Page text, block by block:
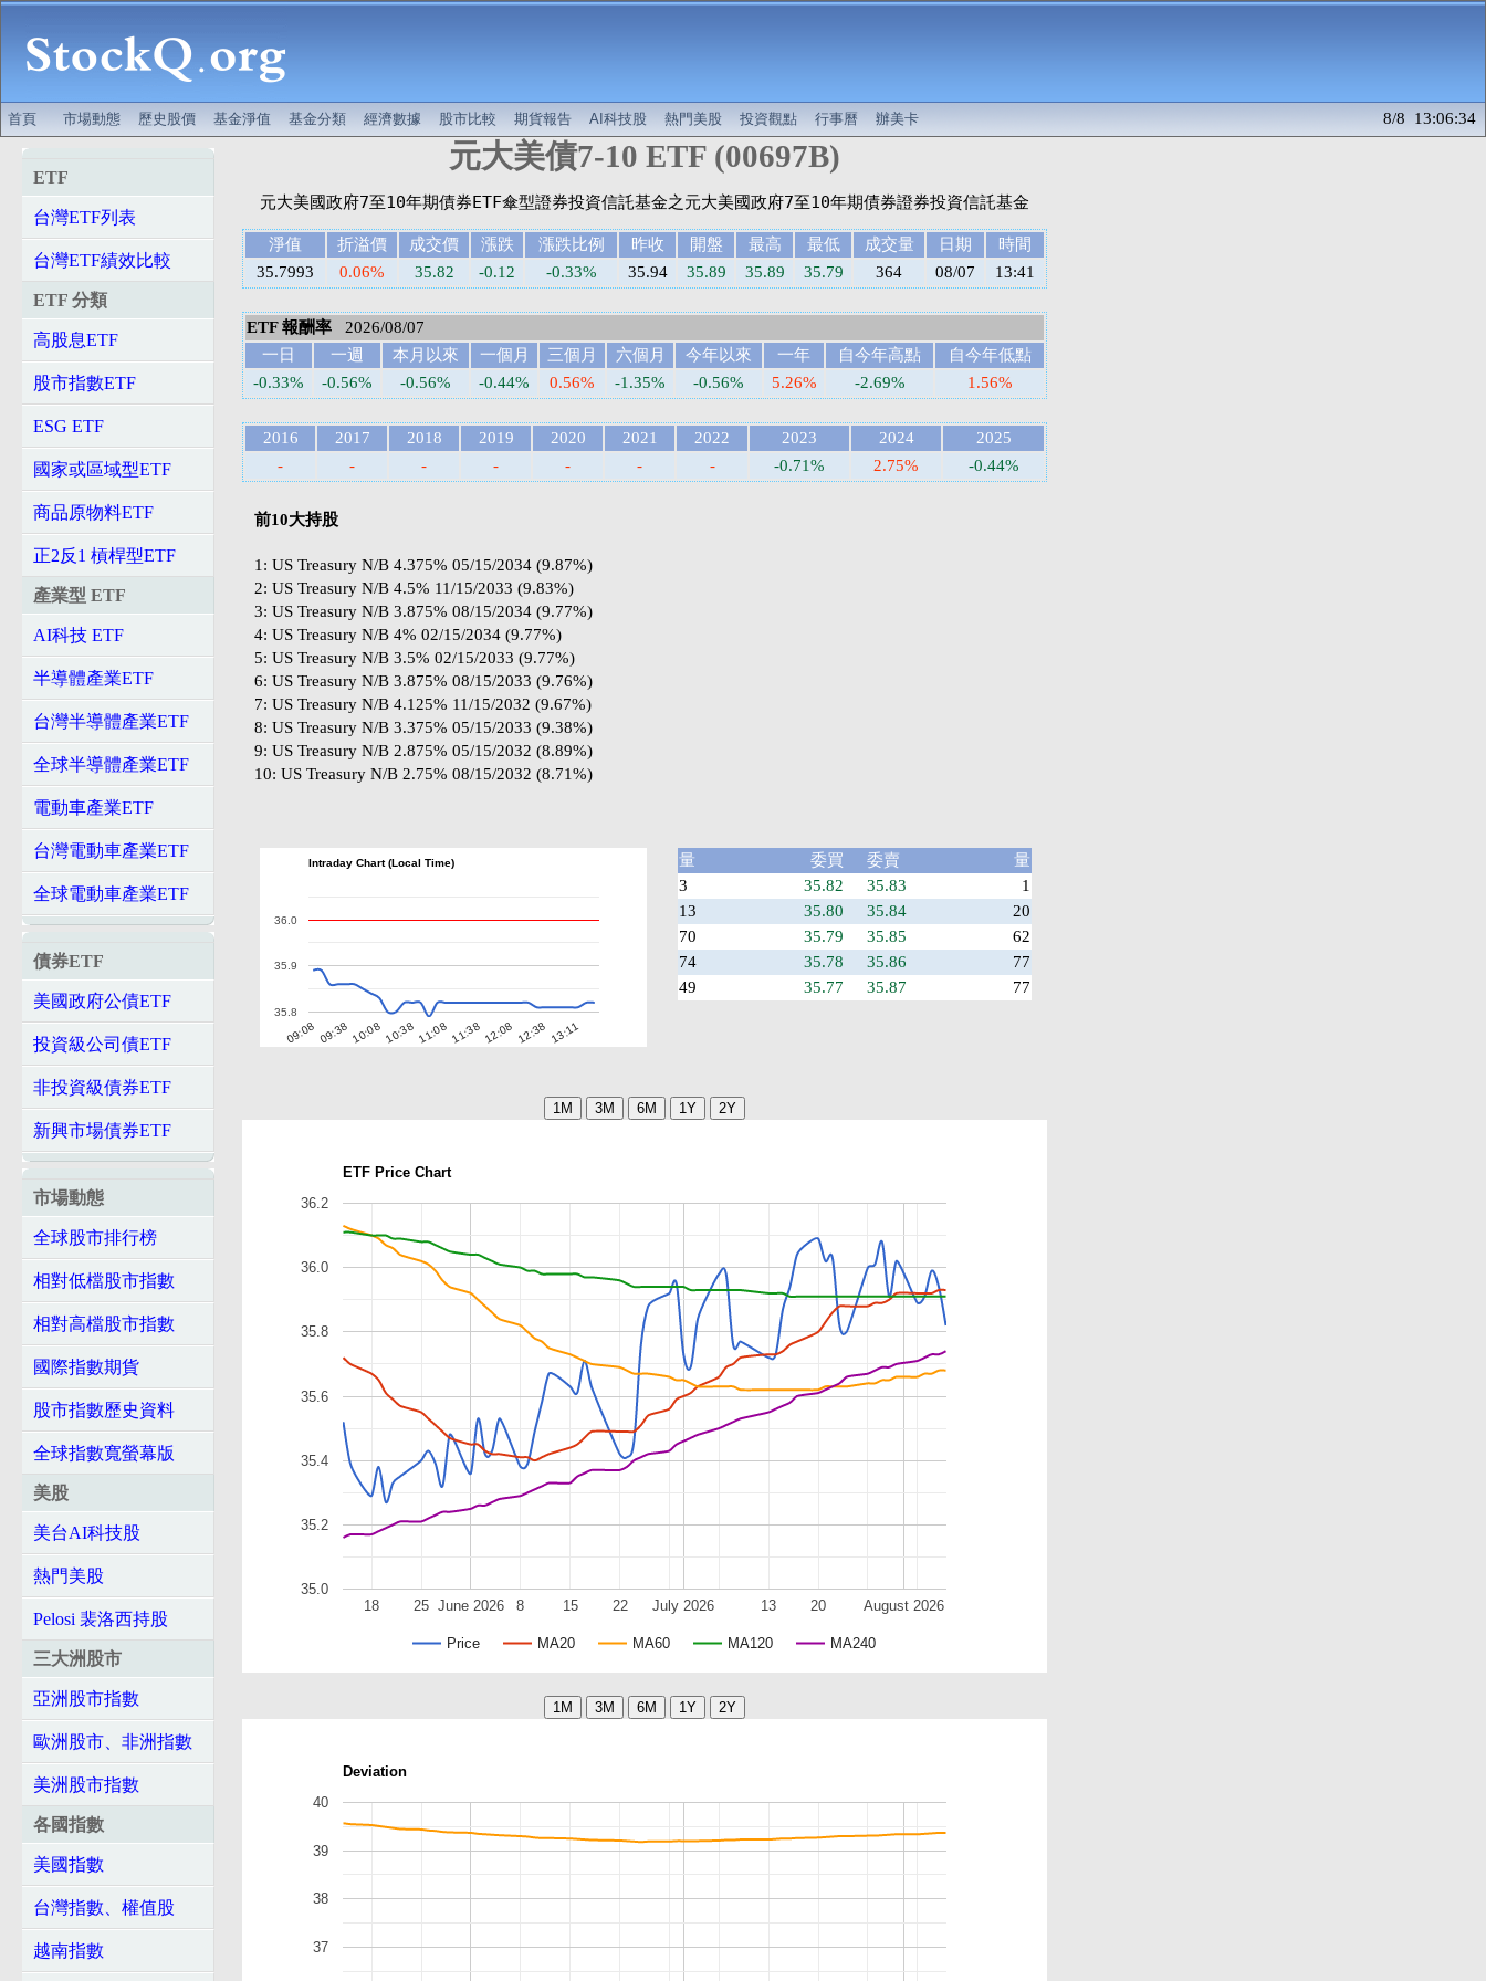
首頁 市場動態 歷史股價 基金淨值 基金分類 經濟數據 股市比較 期貨報告 AI科技股 熱門美股 投資觀點 行事曆 辦美卡 8/8 13:06:34
ETF
台灣ETF列表
台灣ETF績效比較
ETF 分類
高股息ETF
股市指數ETF
ESG ETF
國家或區域型ETF
商品原物料ETF
正2反1 槓桿型ETF
產業型 ETF
AI科技 ETF
半導體產業ETF
台灣半導體產業ETF
全球半導體產業ETF
電動車產業ETF
台灣電動車產業ETF
全球電動車產業ETF
債券ETF
美國政府公債ETF
投資級公司債ETF
非投資級債券ETF
新興市場債券ETF
市場動態
全球股市排行榜
相對低檔股市指數
相對高檔股市指數
國際指數期貨
股市指數歷史資料
全球指數寬螢幕版
美股
美台AI科技股
熱門美股
Pelosi 裴洛西持股
三大洲股市
亞洲股市指數
歐洲股市、非洲指數
美洲股市指數
各國指數
美國指數
台灣指數、權值股
越南指數
元大美債7-10 ETF (00697B)
淨值 折溢價 成交價 漲跌 漲跌比例 昨收 開盤 最高 最低 成交量 日期
時間
35.7993
0.06% 35.82 -0.12 -0.33% 35.94 35.89 35.89 35.79 364 08/07 13:41
ETF 報酬率 2026/08/07
一日
一週 本月以來 一個月 三個月 六個月 今年以來 一年 自今年高點
自今年低點
-0.33%
-0.56% -0.56% -0.44% 0.56% -1.35% -0.56% 5.26% -2.69% 1.56%
2016 2017 2018 2019 2020 2021 2022 2023 2024
2025
-
- - - - - - -0.71% 2.75% -0.44%
前10大持股
1: US Treasury N/B 4.375% 05/15/2034 (9.87%)
2: US Treasury N/B 4.5% 11/15/2033 (9.83%)
3: US Treasury N/B 3.875% 08/15/2034 (9.77%)
4: US Treasury N/B 4% 02/15/2034 (9.77%)
5: US Treasury N/B 3.5% 02/15/2033 (9.77%)
6: US Treasury N/B 3.875% 08/15/2033 (9.76%)
7: US Treasury N/B 4.125% 11/15/2032 (9.67%)
8: US Treasury N/B 3.375% 05/15/2033 (9.38%)
9: US Treasury N/B 2.875% 05/15/2032 (8.89%)
10: US Treasury N/B 2.75% 08/15/2032 (8.71%)
Intraday Chart (Local Time)
09:08 09:38 10:08 10:38 11:08 11:38 12:08 12:38 13:11
35.8
35.9
36.0
量 委買 委賣
量
3
35.82 35.83
1
13
35.80 35.84
20
70
35.79 35.85
62
74
35.78 35.86
77
49
35.77 35.87 77
ETF Price Chart
Price MA20 MA60 MA120 MA240
June 2026 July 2026 August 2026
18 25 8 15 22 13 20
35.0
35.2
35.4
35.6
35.8
36.0
36.2
Deviation
37
38
39
40